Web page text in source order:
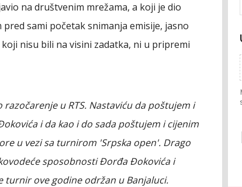
na društvenim mrežama, a koji je dio
sami početak snimanja emisije, jasno
nisu bili na visini zadatka, ni u pripremi
u RTS. Nastaviću da poštujem i
i da kao i do sada poštujem i cijenim
u vezi sa turnirom 'Srpska open'. Drago
sposobnosti Đorđa Đokovića i
turnir ove godine održan u Banjaluci.